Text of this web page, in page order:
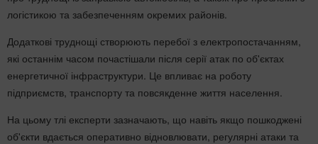
логістикою та забезпеченням окремих районів.
Додаткові труднощі створюють перебої з електропостачанням,
які останнім часом почастішали після серії атак по об'єктах
енергетичної інфраструктури. Це впливає на роботу
підприємств, транспорту та повсякденне життя населення.
На цьому тлі експерти зазначають, що навіть якщо пошкоджені
об'єкти вдається оперативно відновлювати, регулярні атаки та